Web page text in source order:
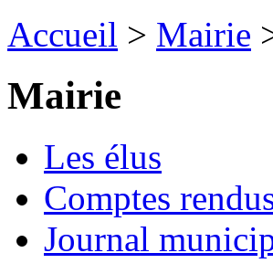
Accueil > Mairie
Mairie
Les élus
Comptes
Journal